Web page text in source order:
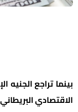
بينما تراجع الجنيه
الاقتصادي البريطاني.